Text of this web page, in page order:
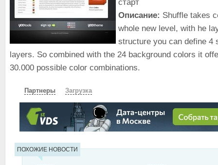
старт
Описание: Shuffle takes
whole new level, with he
structure you can define 4
layers. So combined with the 24 background colors it
30.000 possible color combinations.
Партнеры Загрузка
СКАЧАТЬ ЗЕРКАЛО
ПОХОЖИЕ НОВОСТИ